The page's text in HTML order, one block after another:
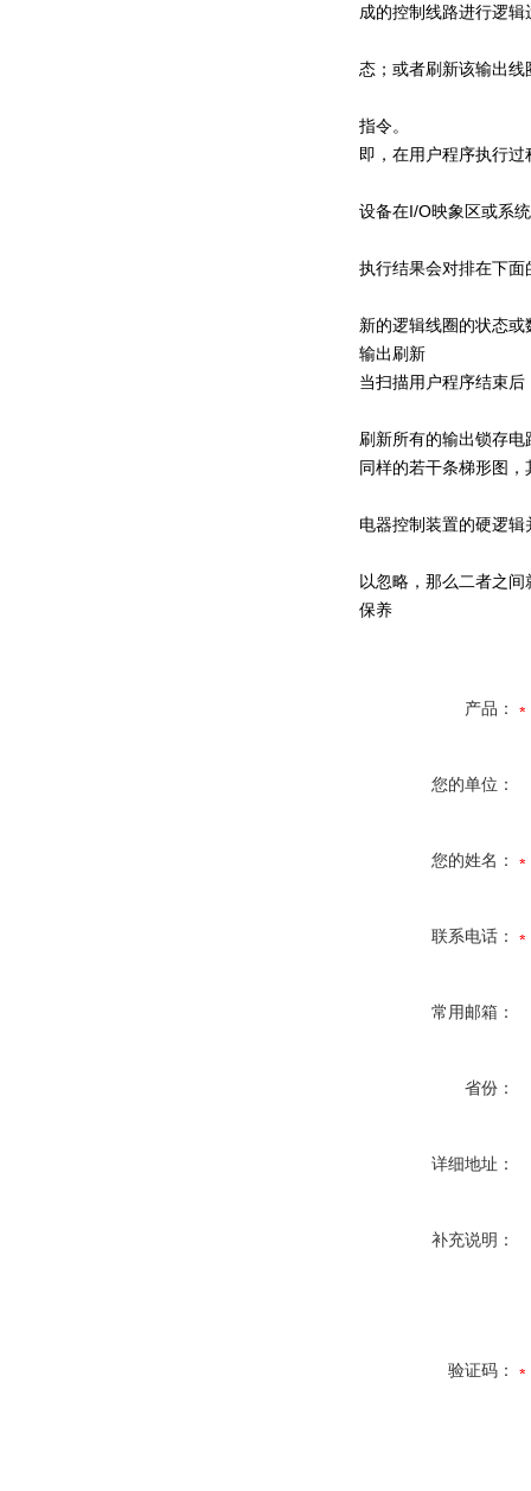
成的控制线路进行逻
态；或者刷新该输出
指令。
即，在用户程序执行
设备在I/O映象区或系
执行结果会对排在下
新的逻辑线圈的状态
输出刷新
当扫描用户程序结束
刷新所有的输出锁存
同样的若干条梯形图
电器控制装置的硬逻
以忽略，那么二者之
保养
产品：
您的单位：
您的姓名：
联系电话：
常用邮箱：
省份：
详细地址：
补充说明：
验证码：